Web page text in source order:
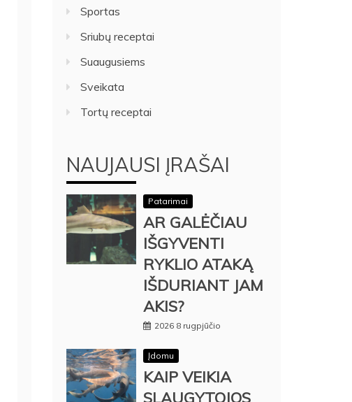
Sportas
Sriubų receptai
Suaugusiems
Sveikata
Tortų receptai
NAUJAUSI ĮRAŠAI
Patarimai
AR GALĖČIAU
IŠGYVENTI
RYKLIO ATAKĄ
IŠDURIANT JAM
AKIS?
2026 8 rugpjūčio
Įdomu
KAIP VEIKIA
SLAUGYTOJOS